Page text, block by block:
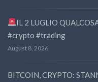
IL 2 LUGLIO
#crypto #trading
August 8, 2026
BITCOIN, CRYPTO: